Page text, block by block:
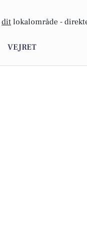
dit lokalområde -
VEJRET